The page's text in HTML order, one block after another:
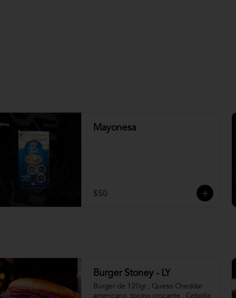
Mayonesa
$50
Burger Stoney - LY
Burger de 120gr , Queso Cheddar
americano, tocino crocante , Cebolla